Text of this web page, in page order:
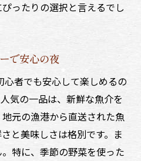
ったりの選択と言えるでし
で安心の夜
者でも安心して楽しめるの
気の一品は、新鮮な魚介を
元の漁港から直送された魚
と美味しさは格別です。ま
特に、季節の野菜を使った